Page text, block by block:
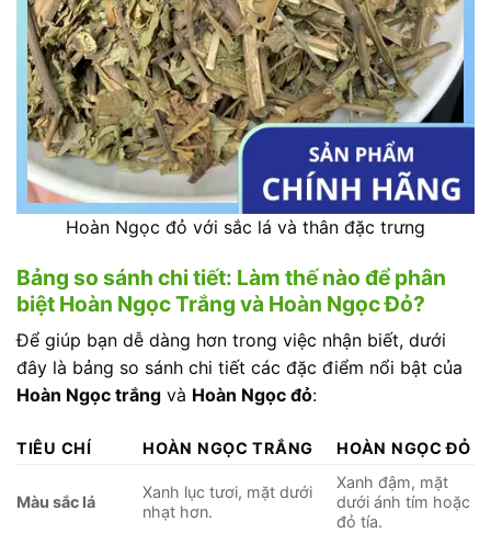
Hoàn Ngọc đỏ với sắc lá và thân đặc trưng
Bảng so sánh chi tiết: Làm thế nào để phân
biệt Hoàn Ngọc Trắng và Hoàn Ngọc Đỏ?
Để giúp bạn dễ dàng hơn trong việc nhận biết, dưới
đây là bảng so sánh chi tiết các đặc điểm nổi bật của
Hoàn Ngọc trắng và Hoàn Ngọc đỏ:
TIÊU CHÍ HOÀN NGỌC TRẮNG HOÀN NGỌC ĐỎ
Màu sắc lá
Xanh lục tươi, mặt dưới
nhạt hơn.
Xanh đậm, mặt
dưới ánh tím hoặc
đỏ tía.